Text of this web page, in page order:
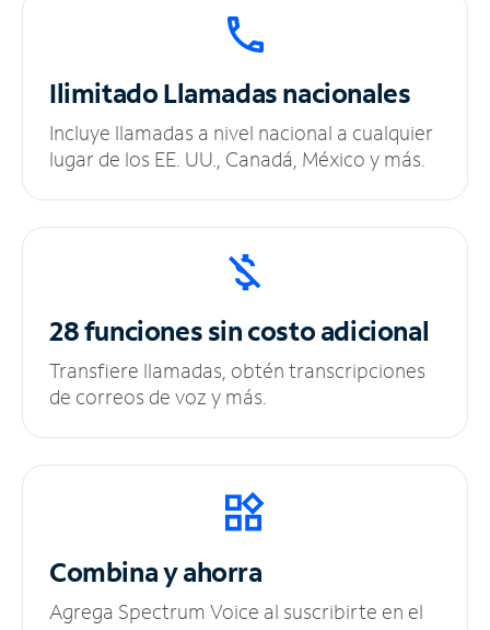
IlimitadoLlamadas nacionales
Incluye llamadas a nivel nacional a cualquier
lugar de los EE. UU., Canadá, México y más.
28 funciones sincosto adicional
Transfiere llamadas, obtén transcripciones
de correos de voz y más.
Combina y ahorra
Agrega Spectrum Voice al suscribirte en el